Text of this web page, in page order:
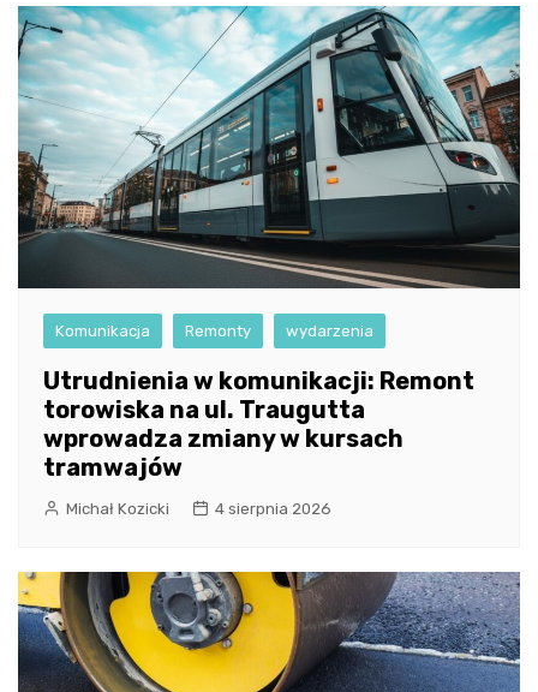
Komunikacja Remonty wydarzenia
Utrudnienia w komunikacji: Remont
torowiska na ul. Traugutta
wprowadza zmiany w kursach
tramwajów
Michał Kozicki 4 sierpnia 2026